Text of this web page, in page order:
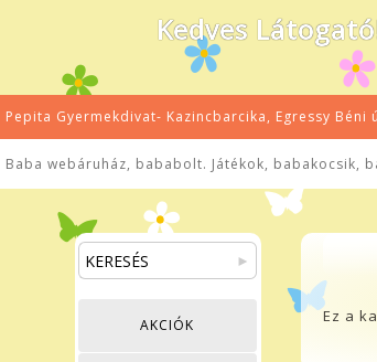
Kedves
Pepita Gyermekdivat- Kazincbarcika, Egressy Béni
Baba webáruház, bababolt. Játékok, babakocsik,
AKCIÓK Ez a